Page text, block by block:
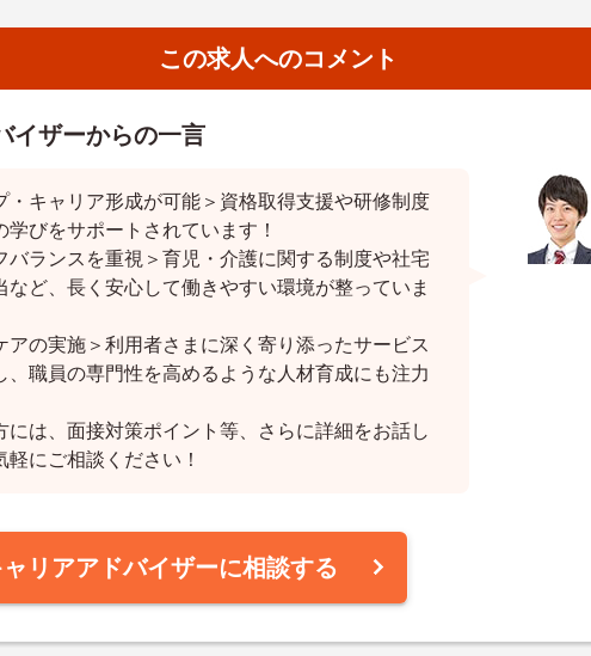
この求人へのコメント
イザーからの一言
・キャリア形成が可能＞資格取得支援や研修制度
学びをサポートされています！
バランスを重視＞育児・介護に関する制度や社宅
など、長く安心して働きやすい環境が整っていま
アの実施＞利用者さまに深く寄り添ったサービス
、職員の専門性を高めるような人材育成にも注力
には、面接対策ポイント等、さらに詳細をお話し
軽にご相談ください！
ャリアアドバイザーに相談する